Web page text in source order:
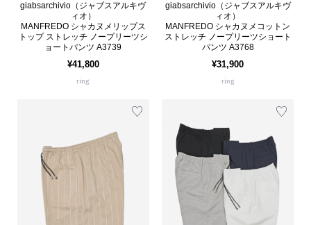
giabsarchivio（ジャブスアルキヴ
ィオ）
MANFREDO シャカヌメリップス
トップ ストレッチ ノープリーツシ
ョートパンツ A3739
¥41,800
ring
giabsarchivio（ジャブスアルキヴ
ィオ）
MANFREDO シャカヌメコットン
ストレッチ ノープリーツショート
パンツ A3768
¥31,900
ring